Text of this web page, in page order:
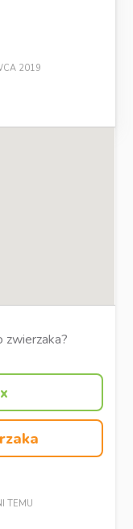
2019
TEMU